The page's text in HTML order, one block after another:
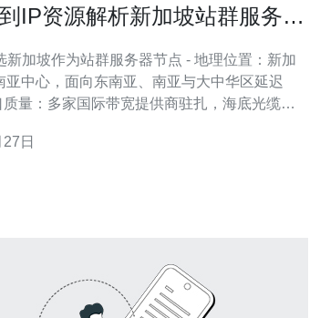
IP资源解析新加坡站群服务器
新加坡作为站群服务器节点 - 地理位置：新加
亚中心，面向东南亚、南亚与大中华区延迟
质量：多家国际带宽提供商驻扎，海底光缆资
规较完善，备案压力低，便于海外站群部署。 -
日